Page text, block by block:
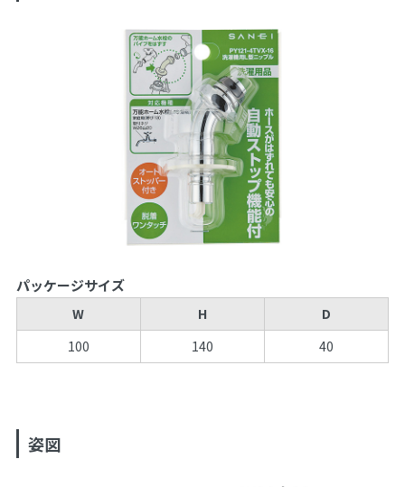
パッケージサイズ
W H
D
100
140 40
姿図